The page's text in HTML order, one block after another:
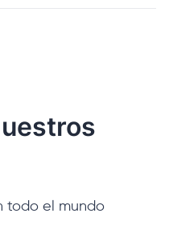
todo el mundo